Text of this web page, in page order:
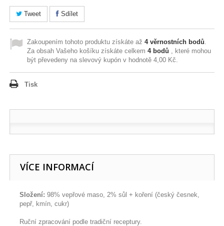
Tweet Sdílet
Zakoupením tohoto produktu získáte až4věrnostních bodů.
Za obsah Vašeho košíku získáte celkem4bodů , které mohou
být převedeny na slevový kupón v hodnotě4,00 Kč.
Tisk
VÍCE INFORMACÍ
Složení:98% vepřové maso, 2% sůl + koření (český česnek,
pepř, kmín, cukr)
Ruční zpracování podle tradiční receptury.